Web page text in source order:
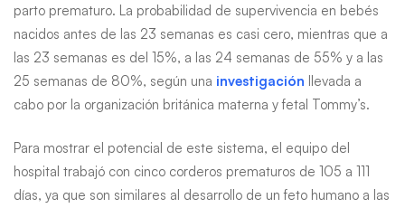
parto prematuro. La probabilidad de supervivencia en bebés
nacidos antes de las 23 semanas es casi cero, mientras que a
las 23 semanas es del 15%, a las 24 semanas de 55% y a las
25 semanas de 80%, según una investigación llevada a
cabo por la organización británica materna y fetal Tommy’s.
Para mostrar el potencial de este sistema, el equipo del
hospital trabajó con cinco corderos prematuros de 105 a 111
días, ya que son similares al desarrollo de un feto humano a las